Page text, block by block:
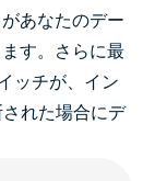
あなたのデー
す。さらに最
ッチが、イン
れた場合にデ